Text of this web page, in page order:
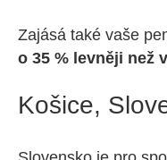
Zajásá také vaše
o 35 % levněji než
Košice,